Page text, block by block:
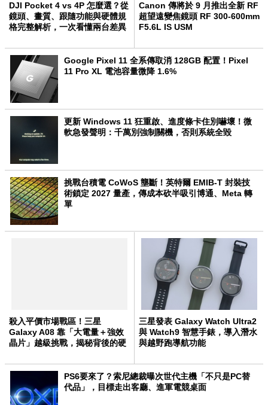
DJI Pocket 4 vs 4P 怎麼選？從
鏡頭、畫質、跟隨功能與硬體規
格完整解析，一次看懂兩台差異
Canon 傳將於 9 月推出全新 RF
超望遠變焦鏡頭 RF 300-600mm
F5.6L IS USM
Google Pixel 11 全系傳取消 128GB 配置！Pixel
11 Pro XL 電池容量微降 1.6%
更新 Windows 11 狂重啟、進度條卡住別嚇壞！微
軟急發聲明：千萬別強制關機，否則系統全毀
挑戰台積電 CoWoS 壟斷！英特爾 EMIB-T 封裝技
術鎖定 2027 量產，傳成本砍半吸引博通、Meta 轉
單
殺入平價市場戰區！三星
Galaxy A08 靠「大電量＋強效
晶片」越級挑戰，揭秘背後的硬
三星發表 Galaxy Watch Ultra2
與 Watch9 智慧手錶，導入潛水
與越野跑導航功能
PS6要來了？索尼總裁曝次世代主機「不只是PC替
代品」，目標走出客廳、進軍電競桌面